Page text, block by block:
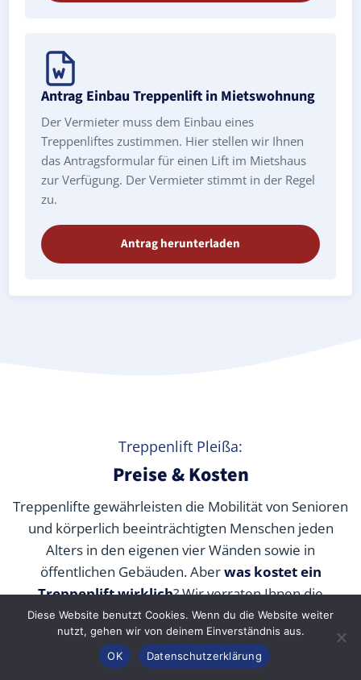
Antrag Einbau Treppenlift in Mietswohnung
Der Vermieter muss dem Einbau eines
Treppenliftes zustimmen. Hier stellen wir Ihnen
das Antragsformular für einen Lift im Mietshaus
zur Verfügung. Der Vermieter stimmt in der Regel
zu.
Antrag herunterladen
Treppenlift Pleißa:
Preise & Kosten
Treppenlifte gewährleisten die Mobilität von Senioren
und körperlich beeinträchtigten Menschen jeden
Alters in den eigenen vier Wänden sowie in
öffentlichen Gebäuden. Aberwas kostet ein
Treppenlift wirklich? Wir verraten Ihnen die
durchschnittlichen Preise unserer Fachpartner je nach
Modell und wie Sie die Kosten durch Zuschüsse,
Fördermittel und Alternativen senken können.
Konfigurator
Diese Website benutzt Cookies. Wenn du die Website weiter
nutzt, gehen wir von deinem Einverständnis aus.
OK
Datenschutzerklärung